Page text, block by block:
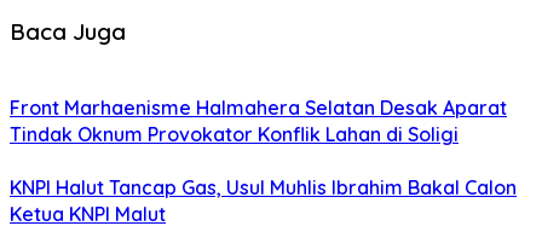
Baca Juga
Front Marhaenisme Halmahera Selatan Desak Aparat
Tindak Oknum Provokator Konflik Lahan di Soligi
KNPI Halut Tancap Gas, Usul Muhlis Ibrahim Bakal Calon
Ketua KNPI Malut